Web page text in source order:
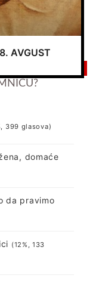
399 glasova)
domaće
da pravimo
(12%, 133
AVGUST